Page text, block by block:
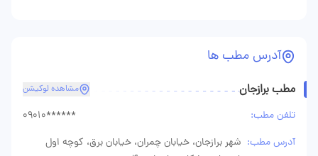
آدرس مطب ها
مطب برازجان مشاهده لوکیشن
تلفن مطب:
09010******
آدرس مطب: شهر برازجان، خیابان چمران، خیابان برق، کوچه اول